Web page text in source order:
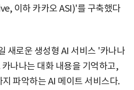
이하 카카오 ASI)'를 구축했다
새로운 생성형 AI 서비스 '카나나
나나는 대화 내용을 기억하고,
파악하는 AI 메이트 서비스다.